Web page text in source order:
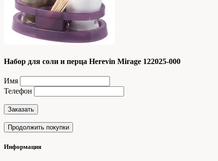
Набор для соли и перца Herevin Mirage 122025-000
Имя
Телефон
Заказать
Продолжить покупки
Информация